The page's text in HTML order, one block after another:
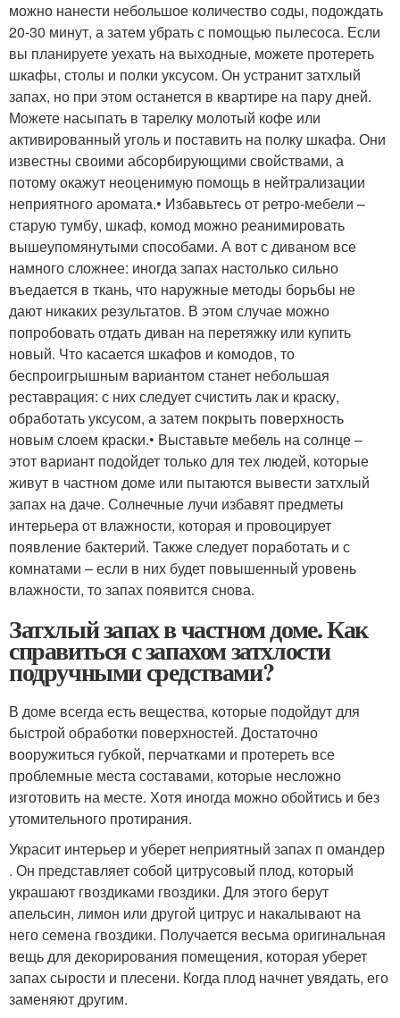
можно нанести небольшое количество соды, подождать
20-30 минут, а затем убрать с помощью пылесоса. Если
вы планируете уехать на выходные, можете протереть
шкафы, столы и полки уксусом. Он устранит затхлый
запах, но при этом останется в квартире на пару дней.
Можете насыпать в тарелку молотый кофе или
активированный уголь и поставить на полку шкафа. Они
известны своими абсорбирующими свойствами, а
потому окажут неоценимую помощь в нейтрализации
неприятного аромата.• Избавьтесь от ретро-мебели –
старую тумбу, шкаф, комод можно реанимировать
вышеупомянутыми способами. А вот с диваном все
намного сложнее: иногда запах настолько сильно
въедается в ткань, что наружные методы борьбы не
дают никаких результатов. В этом случае можно
попробовать отдать диван на перетяжку или купить
новый. Что касается шкафов и комодов, то
беспроигрышным вариантом станет небольшая
реставрация: с них следует счистить лак и краску,
обработать уксусом, а затем покрыть поверхность
новым слоем краски.• Выставьте мебель на солнце –
этот вариант подойдет только для тех людей, которые
живут в частном доме или пытаются вывести затхлый
запах на даче. Солнечные лучи избавят предметы
интерьера от влажности, которая и провоцирует
появление бактерий. Также следует поработать и с
комнатами – если в них будет повышенный уровень
влажности, то запах появится снова.
Затхлый запах в частном доме. Как
справиться с запахом затхлости
подручными средствами?
В доме всегда есть вещества, которые подойдут для
быстрой обработки поверхностей. Достаточно
вооружиться губкой, перчатками и протереть все
проблемные места составами, которые несложно
изготовить на месте. Хотя иногда можно обойтись и без
утомительного протирания.
Украсит интерьер и уберет неприятный запах п омандер
. Он представляет собой цитрусовый плод, который
украшают гвоздиками гвоздики. Для этого берут
апельсин, лимон или другой цитрус и накалывают на
него семена гвоздики. Получается весьма оригинальная
вещь для декорирования помещения, которая уберет
запах сырости и плесени. Когда плод начнет увядать, его
заменяют другим.